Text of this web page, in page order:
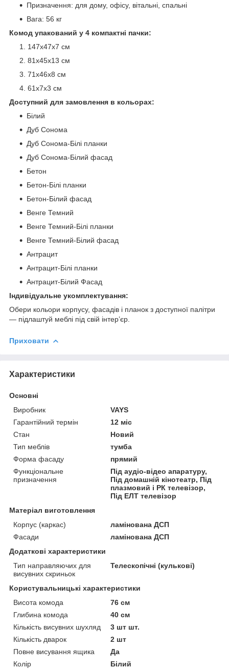
Призначення: для дому, офісу, вітальні, спальні
Вага: 56 кг
Комод упакований у 4 компактні пачки:
147х47х7 см
81х45х13 см
71х46х8 см
61х7х3 см
Доступний для замовлення в кольорах:
Білий
Дуб Сонома
Дуб Сонома-Білі планки
Дуб Сонома-Білий фасад
Бетон
Бетон-Білі планки
Бетон-Білий фасад
Венге Темний
Венге Темний-Білі планки
Венге Темний-Білий фасад
Антрацит
Антрацит-Білі планки
Антрацит-Білий Фасад
Індивідуальне укомплектування:
Обери кольори корпусу, фасадів і планок з доступної палітри
— підлаштуй меблі під свій інтер’єр.
Приховати
Характеристики
Основні
Виробник
VAYS
Гарантійний термін
12 міс
Стан
Новий
Тип меблів
тумба
Форма фасаду
прямий
Функціональне
призначення
Під аудіо-відео апаратуру,
Під домашній кінотеатр, Під
плазмовий і РК телевізор,
Під ЕЛТ телевізор
Матеріал виготовлення
Корпус (каркас)
ламінована ДСП
Фасади
ламінована ДСП
Додаткові характеристики
Тип направляючих для
висувних скриньок
Телескопічні (кулькові)
Користувальницькі характеристики
Висота комода
76 см
Глибина комода
40 см
Кількість висувних шухляд
3 шт шт.
Кількість дварок
2 шт
Повне висування ящика
Да
Колір
Білий